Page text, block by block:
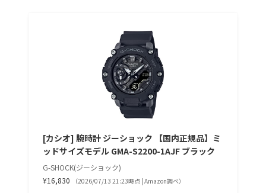
[カシオ] 腕時計 ジーショック 【国内正規品】ミ
ッドサイズモデル GMA-S2200-1AJF ブラック
G-SHOCK(ジーショック)
¥16,830
（2026/07/13 21:23時点 | Amazon調べ）